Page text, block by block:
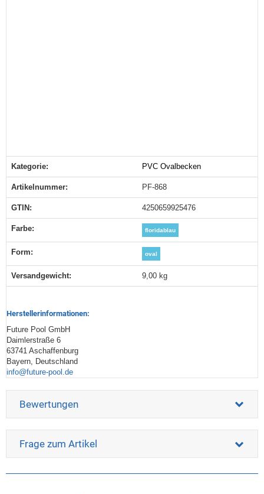
Produkteigenschaft
Wert
Kategorie: PVC Ovalbecken
Artikelnummer: PF-868
GTIN: 4250659925476
Farbe‍: floridablau
Form‍: oval
Versandgewicht‍: 9,00 kg
Herstellerinformationen:
Future Pool GmbH
Daimlerstraße 6
63741 Aschaffenburg
Bayern, Deutschland
info@future-pool.de
Bewertungen
Frage zum Artikel